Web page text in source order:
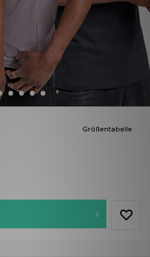
Größentabelle